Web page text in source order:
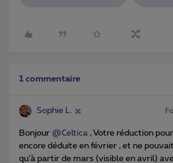
1 commentaire
Sophie L.
Bonjour ​ @Celtica , Votre réduction
encore déduite en février , et ne
qu’à partir de mars (visible en avril)